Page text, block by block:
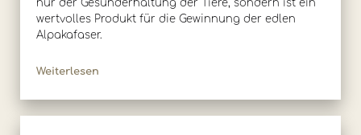
nur der Gesunderhaltung der Tiere, sondern ist ein
wertvolles Produkt für die Gewinnung der edlen
Alpakafaser.
Weiterlesen